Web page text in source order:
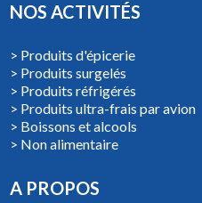
NOS ACTIVITÉS
> Produits d'épicerie
> Produits surgelés
> Produits réfrigérés
> Produits ultra-frais par avion
> Boissons et alcools
> Non alimentaire
A PROPOS